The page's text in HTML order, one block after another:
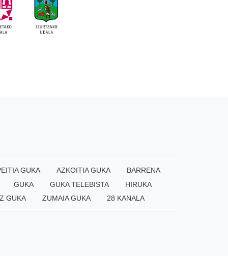
GUKA AZKOITIA GUKA
BARRENA
GUKA
GUKA TELEBISTA
HIRUKA
GUKA
ZUMAIA GUKA 28 KANALA